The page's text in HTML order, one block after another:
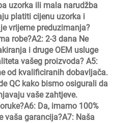
uzorka ili mala narudžba
platiti cijenu uzorka i
vrijeme preduzimanja?
robe?A2: 2-3 dana Ne
i druge OEM usluge
vašeg proizvoda? A5:
od kvalificiranih dobavljača.
QC kako bismo osigurali da
vaše zahtjeve.
Da, imamo 100%
vaša garancija?A7: Naša